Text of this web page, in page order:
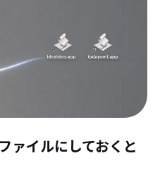
ァイルにしておくと